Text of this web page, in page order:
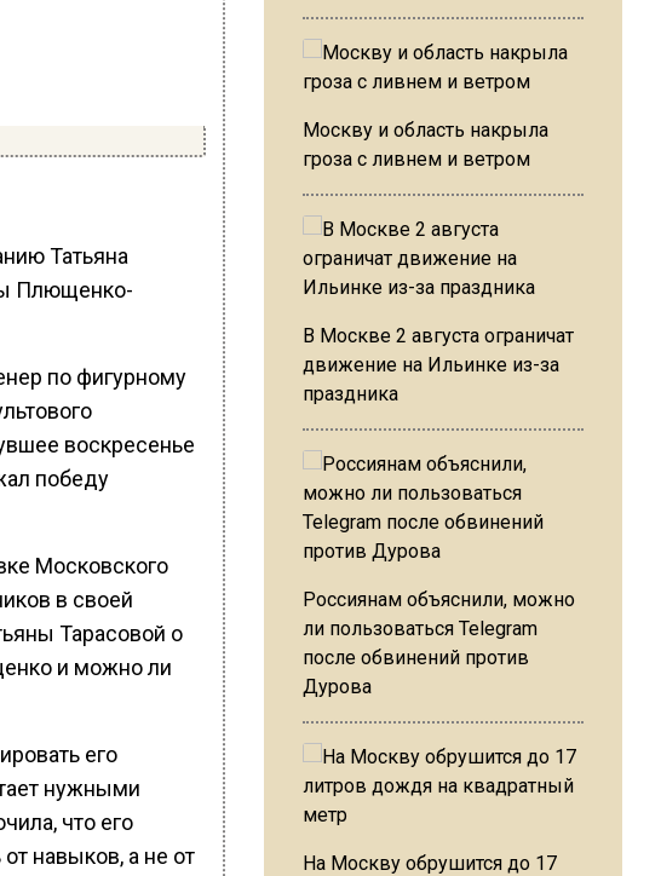
Татьяна
Плющенко-
по фигурному
воскресенье
победу
Московского
в своей
Тарасовой о
и можно ли
его
нужными
что его
навыков, а не от
Москву и область накрыла
гроза с ливнем и ветром
В Москве 2 августа ограничат
движение на Ильинке из-за
праздника
Россиянам объяснили, можно
ли пользоваться Telegram
после обвинений против
Дурова
На Москву обрушится до 17